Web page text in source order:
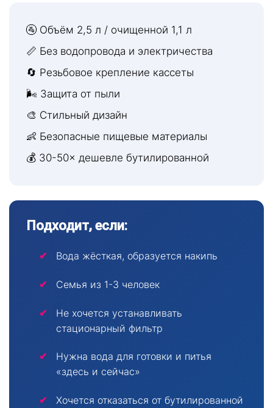
🚰 Объём 2,5 л / очищенной 1,1 л
📏 Без водопровода и электричества
🔄 Резьбовое крепление кассеты
🌬 Защита от пыли
🎨 Стильный дизайн
👶 Безопасные пищевые материалы
💰 30-50× дешевле бутилированной
Подходит, если:
Вода жёсткая, образуется накипь
Семья из 1-3 человек
Не хочется устанавливать
стационарный фильтр
Нужна вода для готовки и питья
«здесь и сейчас»
Хочется отказаться от бутилированной